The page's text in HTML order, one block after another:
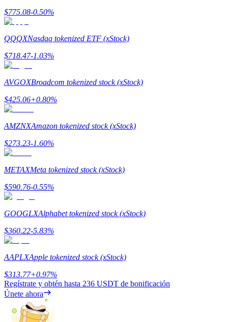
Register & Trade to Win 500,000 USDT
Precious Metals Trading Carnival
Trade Gold & Silver · 33,333 USDT Bonus
USDT New User Exclusive 10% APR
USDT Flexible Staking | Daily Rewards
$775.08-0.50%
QQQXNasdaq tokenized ETF (xStock)
$718.47-1.03%
AVGOXBroadcom tokenized stock (xStock)
$425.06+0.80%
AMZNXAmazon tokenized stock (xStock)
$273.23-1.60%
METAXMeta tokenized stock (xStock)
$590.76-0.55%
GOOGLXAlphabet tokenized stock (xStock)
$360.22-5.83%
AAPLXApple tokenized stock (xStock)
$313.77+0.97%
Regístrate y obtén hasta 236 USDT de bonificación
Únete ahora